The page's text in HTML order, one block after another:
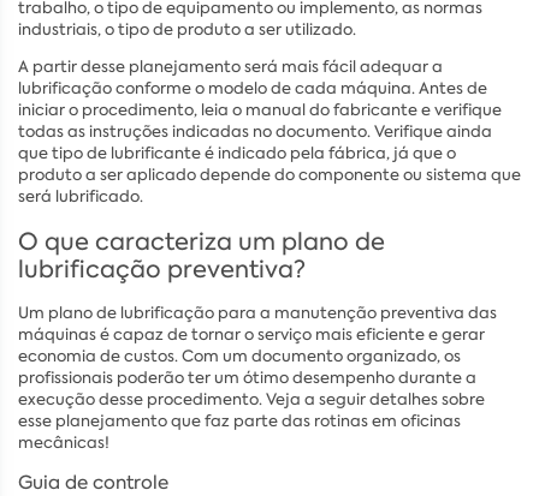
trabalho, o tipo de equipamento ou implemento, as normas
industriais, o tipo de produto a ser utilizado.
A partir desse planejamento será mais fácil adequar a
lubrificação conforme o modelo de cada máquina. Antes de
iniciar o procedimento, leia o manual do fabricante e verifique
todas as instruções indicadas no documento. Verifique ainda
que tipo de lubrificante é indicado pela fábrica, já que o
produto a ser aplicado depende do componente ou sistema que
será lubrificado.
O que caracteriza um plano de
lubrificação preventiva?
Um plano de lubrificação para a manutenção preventiva das
máquinas é capaz de tornar o serviço mais eficiente e gerar
economia de custos. Com um documento organizado, os
profissionais poderão ter um ótimo desempenho durante a
execução desse procedimento. Veja a seguir detalhes sobre
esse planejamento que faz parte das rotinas em oficinas
mecânicas!
Guia de controle